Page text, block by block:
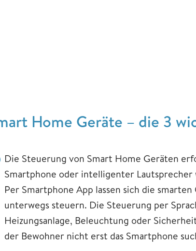
Home Geräte – die 3
Die Steuerung von Smart Home Geräten
Smartphone oder intelligenter
Per Smartphone App lassen sich die
unterwegs steuern. Die Steuerung per
Heizungsanlage, Beleuchtung oder
der Bewohner nicht erst das Smartphone